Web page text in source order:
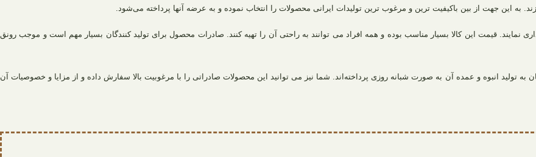
این جهت از بین باکیفیت‌ ترین و مرغوب‌ ترین تولیدات ایرانی محصولات را انتخاب نموده و به عرضه آنها پرداخته می‌شود.
نمایند. قیمت این کالا بسیار مناسب بوده و همه افراد می توانند به راحتی آن را تهیه کنند. صادرات محصول برای تولید کنندگان بسیار مهم است و موجب رونق
تولید انبوه و عمده آن به صورت شبانه‌ روزی پرداخته‌اند. شما نیز می توانید این محصولات صادراتی را با مرغوبیت بالا سفارش داده و از مزایا و خصوصیات آن